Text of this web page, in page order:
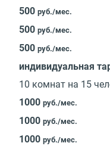
500 руб./мес.
500 руб./мес.
500 руб./мес.
индивидуальная
10 комнат на 15
1000 руб./мес.
1000 руб./мес.
1000 руб./мес.